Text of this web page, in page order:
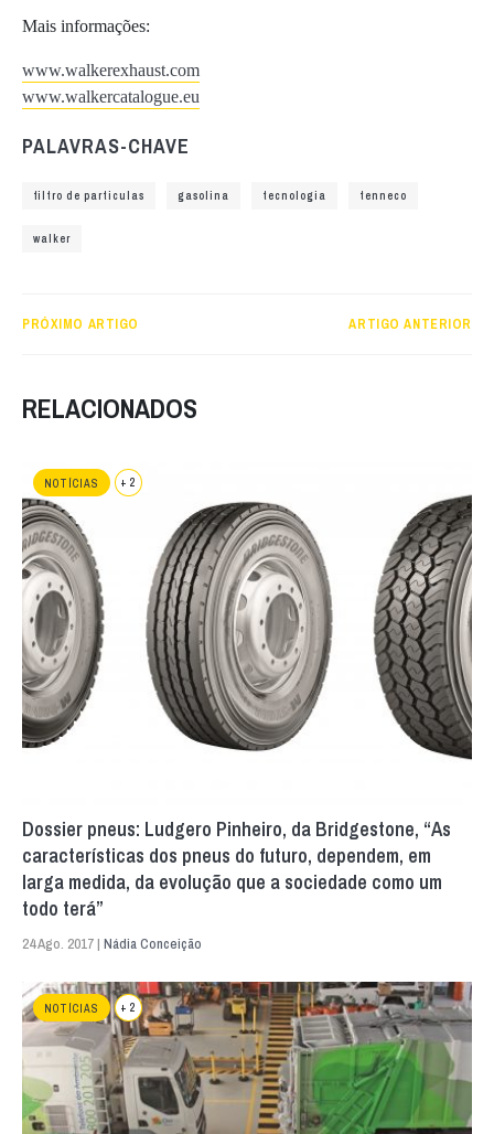
Mais informações:
www.walkerexhaust.com
www.walkercatalogue.eu
PALAVRAS-CHAVE
filtro de particulas gasolina tecnologia tenneco
walker
PRÓXIMO ARTIGO ARTIGO ANTERIOR
RELACIONADOS
NOTÍCIAS + 2
Dossier pneus: Ludgero Pinheiro, da Bridgestone, “As
características dos pneus do futuro, dependem, em
larga medida, da evolução que a sociedade como um
todo terá”
24 Ago. 2017 | Nádia Conceição
NOTÍCIAS + 2